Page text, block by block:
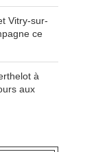
Vitry-sur-
ce
à
aux